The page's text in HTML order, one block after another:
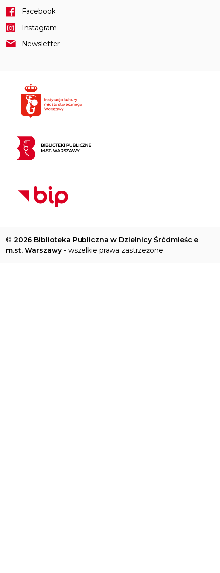
Facebook
Instagram
Newsletter
© 2026 Biblioteka Publiczna w Dzielnicy Śródmieście
m.st. Warszawy - wszelkie prawa zastrzeżone